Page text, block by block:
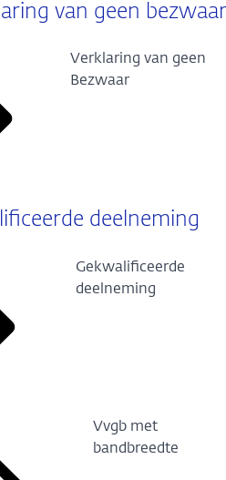
van geen bezwaar
Verklaring van geen
Bezwaar
deelneming
Gekwalificeerde
deelneming
Vvgb met
bandbreedte